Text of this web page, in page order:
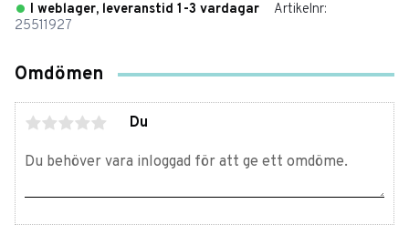
I weblager, leveranstid 1-3 vardagar
Artikelnr
25511927
Omdömen
Du